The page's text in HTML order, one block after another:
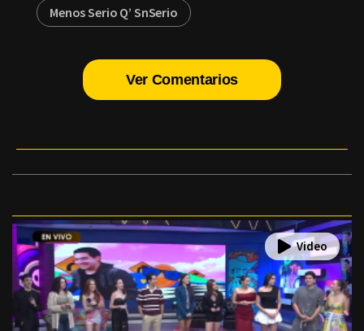
Menos Serio Q’ SnSerio
Ver Comentarios